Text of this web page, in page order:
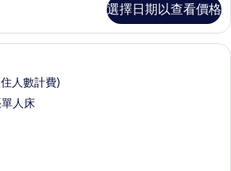
選擇日期以查看價格
客房內保險箱、書桌、遮光布/窗簾、
人數計費)
人床